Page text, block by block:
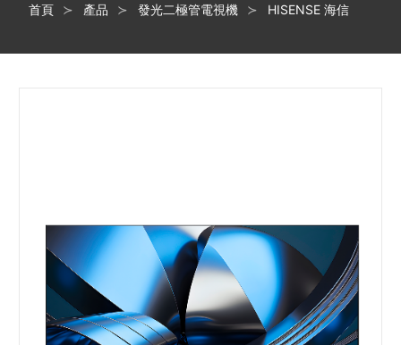
首頁 產品 發光二極管電視機 HISENSE 海信